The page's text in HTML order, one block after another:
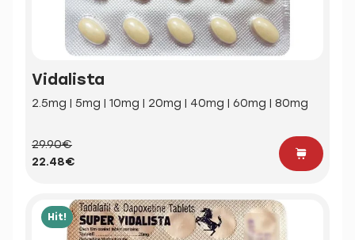
Vidalista
2.5mg | 5mg | 10mg | 20mg | 40mg | 60mg | 80mg
29.90€
22.48€
Hit!